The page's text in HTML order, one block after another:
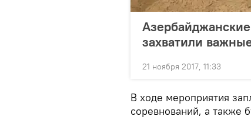
захватили
21 ноября 2017, 11:33
В ходе мероприятия
соревнований, а также